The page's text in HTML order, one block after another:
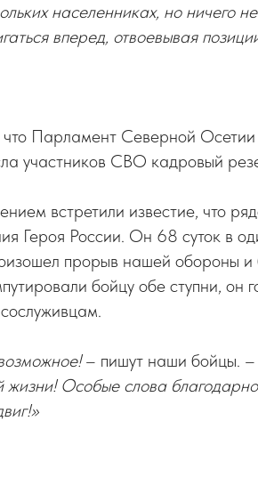
населенниках, но ничего
вперед, отвоевывая
Парламент Северной
участников СВО кадровый
встретили известие, что
Героя России. Он 68 суток в
прорыв нашей обороны и
бойцу обе ступни, он
– пишут наши бойцы. –
жизни! Особые слова